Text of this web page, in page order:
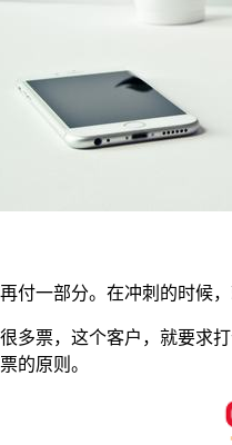
付一部分。在冲刺的时候
多票，这个客户，就要求
的原则。